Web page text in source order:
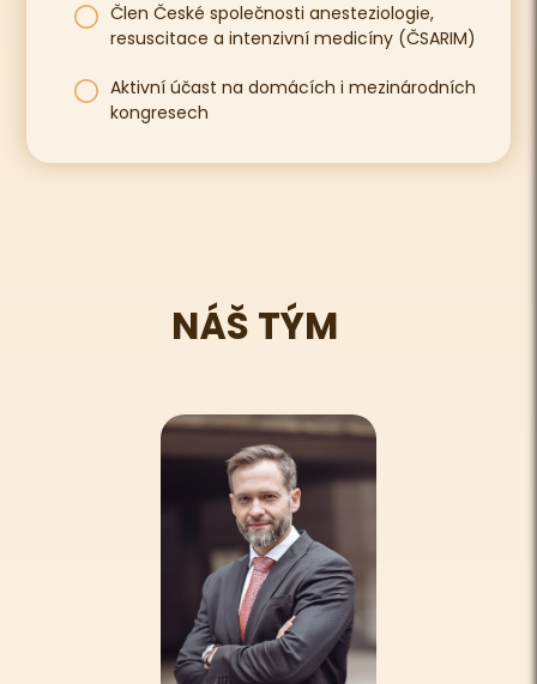
Člen České společnosti anesteziologie,
resuscitace a intenzivní medicíny (ČSARIM)
Aktivní účast na domácích i mezinárodních
kongresech
NÁŠ TÝM